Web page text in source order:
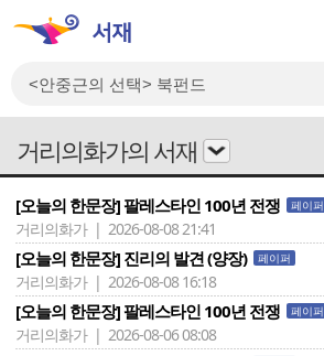
거리의화가의 서재
[오늘의 한문장] 팔레스타인 100년 전쟁 페이퍼
거리의화가 | 2026-08-08 21:41
[오늘의 한문장] 진리의 발견 (양장) 페이퍼
거리의화가 | 2026-08-08 16:18
[오늘의 한문장] 팔레스타인 100년 전쟁 페이퍼
거리의화가 | 2026-08-06 08:08